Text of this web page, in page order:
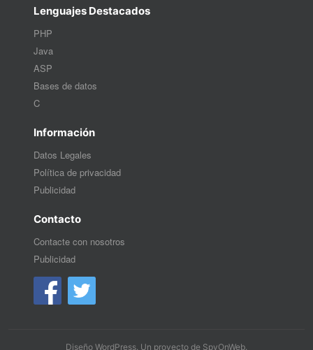
Lenguajes Destacados
PHP
Java
ASP
Bases de datos
C
Información
Datos Legales
Política de privacidad
Publicidad
Contacto
Contacte con nosotros
Publicidad
Diseño WordPress. Un proyecto de SpyOnWeb.